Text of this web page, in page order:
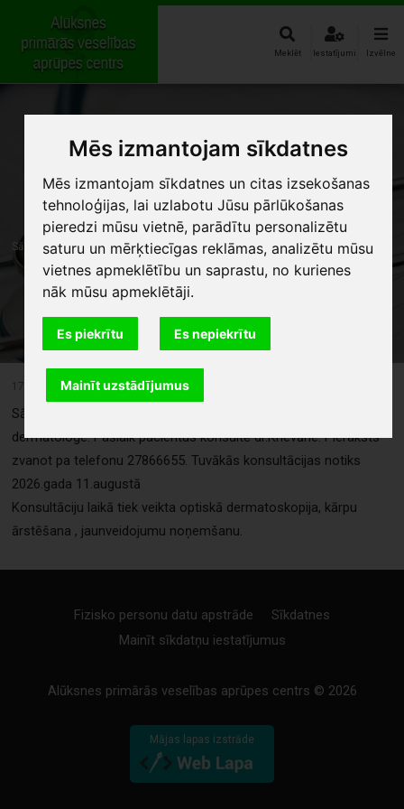
Mēs izmantojam sīkdatnes
Mēs izmantojam sīkdatnes un citas izsekošanas
tehnoloģijas, lai uzlabotu Jūsu pārlūkošanas
pieredzi mūsu vietnē, parādītu personalizētu
saturu un mērķtiecīgas reklāmas, analizētu mūsu
vietnes apmeklētību un saprastu, no kurienes
nāk mūsu apmeklētāji.
Es piekrītu Es nepiekrītu
Mainīt uzstādījumus
Izvēlne
Iestatījumi
Meklēt
Sākums Aktuāli
Dermatologa pieņemšana
17.05.2024
Sākot ar 2020.gada februāri pacientus reizi mēnesī pieņem VC4
dermatoloģe. Pašlaik pacientus konsultē dr.Krievāne. Pieraksts
zvanot pa telefonu 27866655. Tuvākās konsultācijas notiks
2026.gada 11.augustā
Konsultāciju laikā tiek veikta optiskā dermatoskopija, kārpu
ārstēšana , jaunveidojumu noņemšanu.
Fizisko personu datu apstrāde
Sīkdatnes
Mainīt sīkdatņu iestatījumus
Alūksnes primārās veselības aprūpes centrs © 2026
Mājas lapas izstrāde